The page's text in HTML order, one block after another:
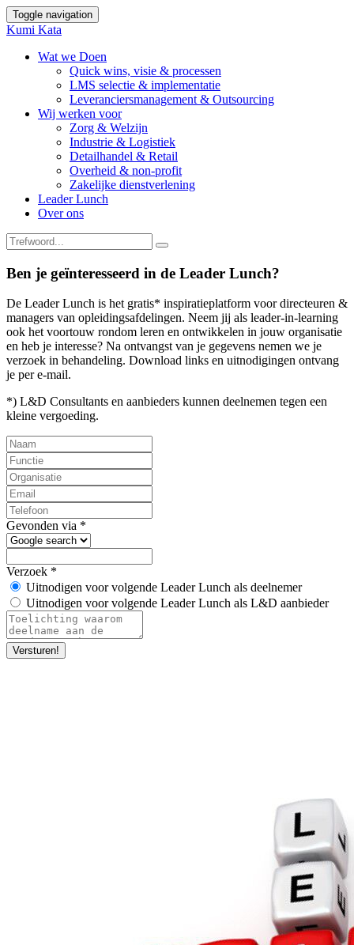
Toggle navigation
Kumi Kata
Wat we Doen
Quick wins, visie & processen
LMS selectie & implementatie
Leveranciersmanagement & Outsourcing
Wij werken voor
Zorg & Welzijn
Industrie & Logistiek
Detailhandel & Retail
Overheid & non-profit
Zakelijke dienstverlening
Leader Lunch
Over ons
Ben je geïnteresseerd in de Leader Lunch?
De Leader Lunch is hetgratis* inspiratieplatform voordirecteuren &
managers van opleidingsafdelingen. Neem jij als leader-in-learning
ook het voortouw rondom leren en ontwikkelen in jouw organisatie
en heb je interesse? Na ontvangst van je gegevens nemen we je
verzoek in behandeling. Download links en uitnodigingen ontvang
je per e-mail.
*) L&D Consultants en aanbieders kunnen deelnemen tegen een
kleine vergoeding.
Gevonden via *
Verzoek *
Uitnodigen voor volgende Leader Lunch als deelnemer
Uitnodigen voor volgende Leader Lunch als L&D aanbieder